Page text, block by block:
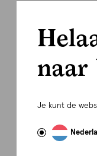
naar
Je kunt de